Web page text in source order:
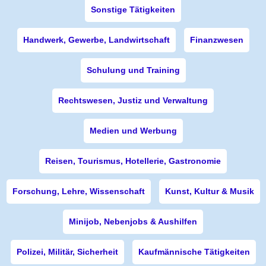
Sonstige Tätigkeiten
Handwerk, Gewerbe, Landwirtschaft Finanzwesen
Schulung und Training
Rechtswesen, Justiz und Verwaltung
Medien und Werbung
Reisen, Tourismus, Hotellerie, Gastronomie
Forschung, Lehre, Wissenschaft Kunst, Kultur & Musik
Minijob, Nebenjobs & Aushilfen
Polizei, Militär, Sicherheit Kaufmännische Tätigkeiten